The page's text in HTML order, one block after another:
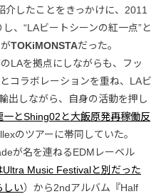
したことをきっかけに、2011
、“LAビートシーンの紅一点”と
TOKiMONSTAだった。
LAを拠点にしながらも、フッ
コラボレーションを重ね、LAビ
出しながら、自身の活動を押し
一とShing02と大飯原発再稼働反
のツアーに帯同していた。
が名を連ねるEDMレーベル
Ultra Music Festivalと別だった
しい）から2ndアルバム『Half